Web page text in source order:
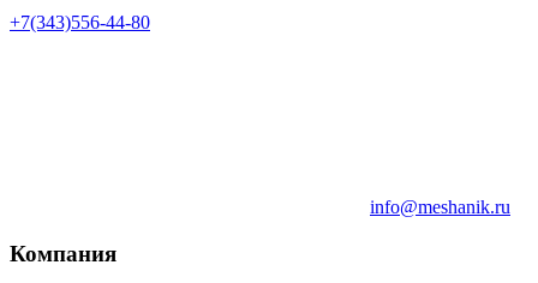
+7(343)556-44-80
info@meshanik.ru
Компания